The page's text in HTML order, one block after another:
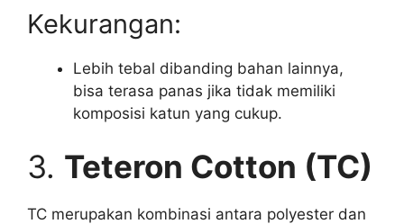
Kekurangan:
Lebih tebal dibanding bahan lainnya,
bisa terasa panas jika tidak memiliki
komposisi katun yang cukup.
3. Teteron Cotton (TC)
TC merupakan kombinasi antara polyester dan